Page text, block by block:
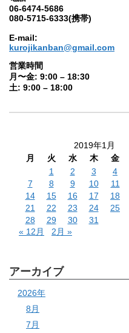
06-6474-5686
080-5715-6333(携帯)
E-mail:
kurojikanban@gmail.com
営業時間
月〜金: 9:00 – 18:30
土: 9:00 – 18:00
2019年1月
月
火 水 木 金
1
2 3 4
7
8 9 10 11
14
15 16 17 18
21
22 23 24 25
28
29 30
31
« 12月
2月 »
アーカイブ
2026年
8月
7月